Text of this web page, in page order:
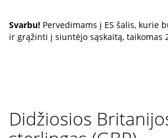
Priimamas
vykdymui
Svarbu! Pervedimams į ES šalis, kurie
ir grąžinti į siuntėjo sąskaitą, taikomas
Didžiosios